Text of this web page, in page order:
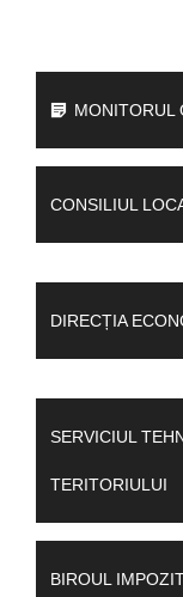
MONITORUL
CONSILIUL
DIRECȚIA
SERVICIUL
TERITORIULUI
BIROUL